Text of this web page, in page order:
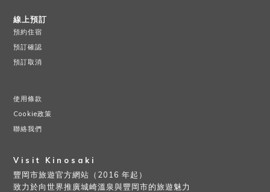
線上預訂
預約住宿
預訂確認
預訂取消
使用條款
Cookie政策
聯絡我們
Visit Kinosaki
豐岡市旅遊官方網站（2016 年起）
致力於向世界推廣城崎溫泉與豐岡市的旅遊魅力